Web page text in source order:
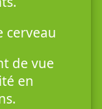
cerveau
de vue
en